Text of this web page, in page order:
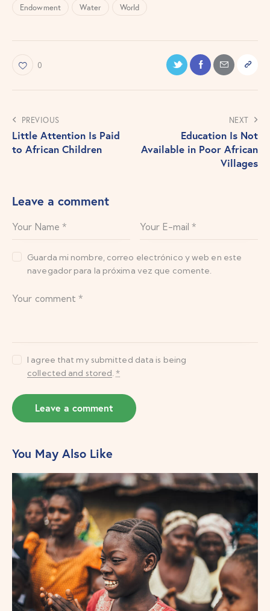
Endowment Water World
0
PREVIOUS
Little Attention Is Paid
to African Children
NEXT
Education Is Not
Available in Poor African
Villages
Leave a comment
Guarda mi nombre, correo electrónico y web en este
navegador para la próxima vez que comente.
I agree that my submitted data is being
collected and stored.*
You May Also Like